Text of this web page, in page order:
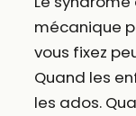
mécanique
vous fixez
Quand les
les ados.